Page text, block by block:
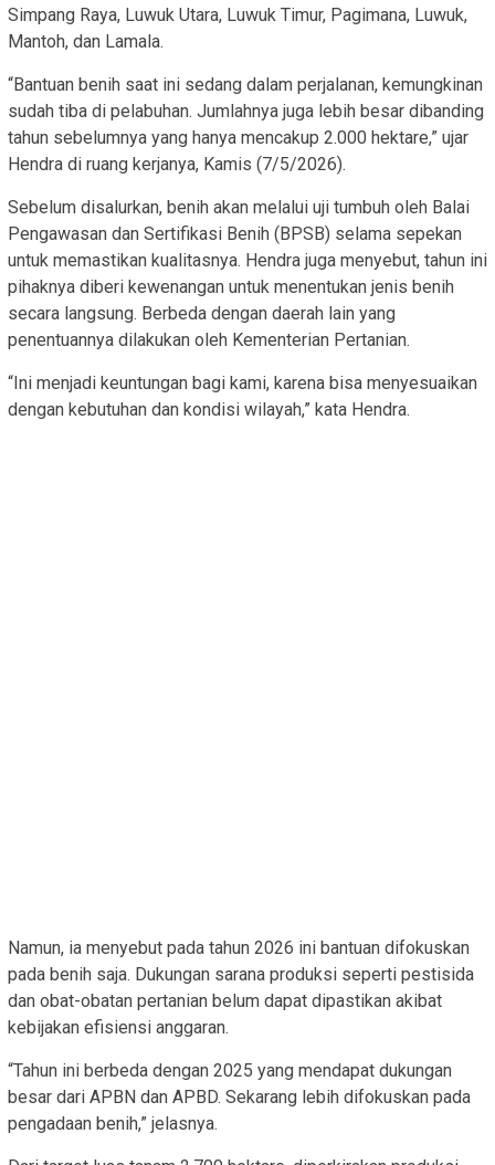
Simpang Raya, Luwuk Utara, Luwuk Timur, Pagimana, Luwuk,
Mantoh, dan Lamala.
“Bantuan benih saat ini sedang dalam perjalanan, kemungkinan
sudah tiba di pelabuhan. Jumlahnya juga lebih besar dibanding
tahun sebelumnya yang hanya mencakup 2.000 hektare,” ujar
Hendra di ruang kerjanya, Kamis (7/5/2026).
Sebelum disalurkan, benih akan melalui uji tumbuh oleh Balai
Pengawasan dan Sertifikasi Benih (BPSB) selama sepekan
untuk memastikan kualitasnya. Hendra juga menyebut, tahun ini
pihaknya diberi kewenangan untuk menentukan jenis benih
secara langsung. Berbeda dengan daerah lain yang
penentuannya dilakukan oleh Kementerian Pertanian.
“Ini menjadi keuntungan bagi kami, karena bisa menyesuaikan
dengan kebutuhan dan kondisi wilayah,” kata Hendra.
Namun, ia menyebut pada tahun 2026 ini bantuan difokuskan
pada benih saja. Dukungan sarana produksi seperti pestisida
dan obat-obatan pertanian belum dapat dipastikan akibat
kebijakan efisiensi anggaran.
“Tahun ini berbeda dengan 2025 yang mendapat dukungan
besar dari APBN dan APBD. Sekarang lebih difokuskan pada
pengadaan benih,” jelasnya.